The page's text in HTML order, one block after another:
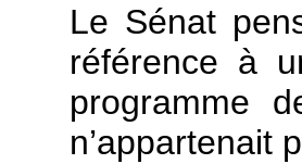
Le Sénat
référence à
programme
n’appartenait